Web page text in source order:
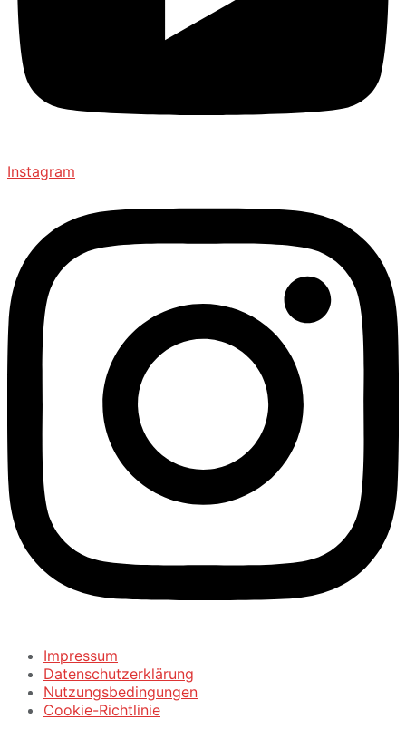
Instagram
Impressum
Datenschutzerklärung
Nutzungsbedingungen
Cookie-Richtlinie